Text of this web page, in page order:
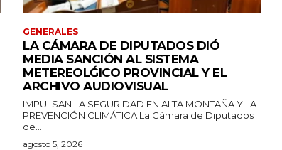
GENERALES
LA CÁMARA DE DIPUTADOS DIÓ
MEDIA SANCIÓN AL SISTEMA
METEREOLǴICO PROVINCIAL Y EL
ARCHIVO AUDIOVISUAL
IMPULSAN LA SEGURIDAD EN ALTA MONTAÑA Y LA
PREVENCIÓN CLIMÁTICA La Cámara de Diputados
de...
agosto 5, 2026